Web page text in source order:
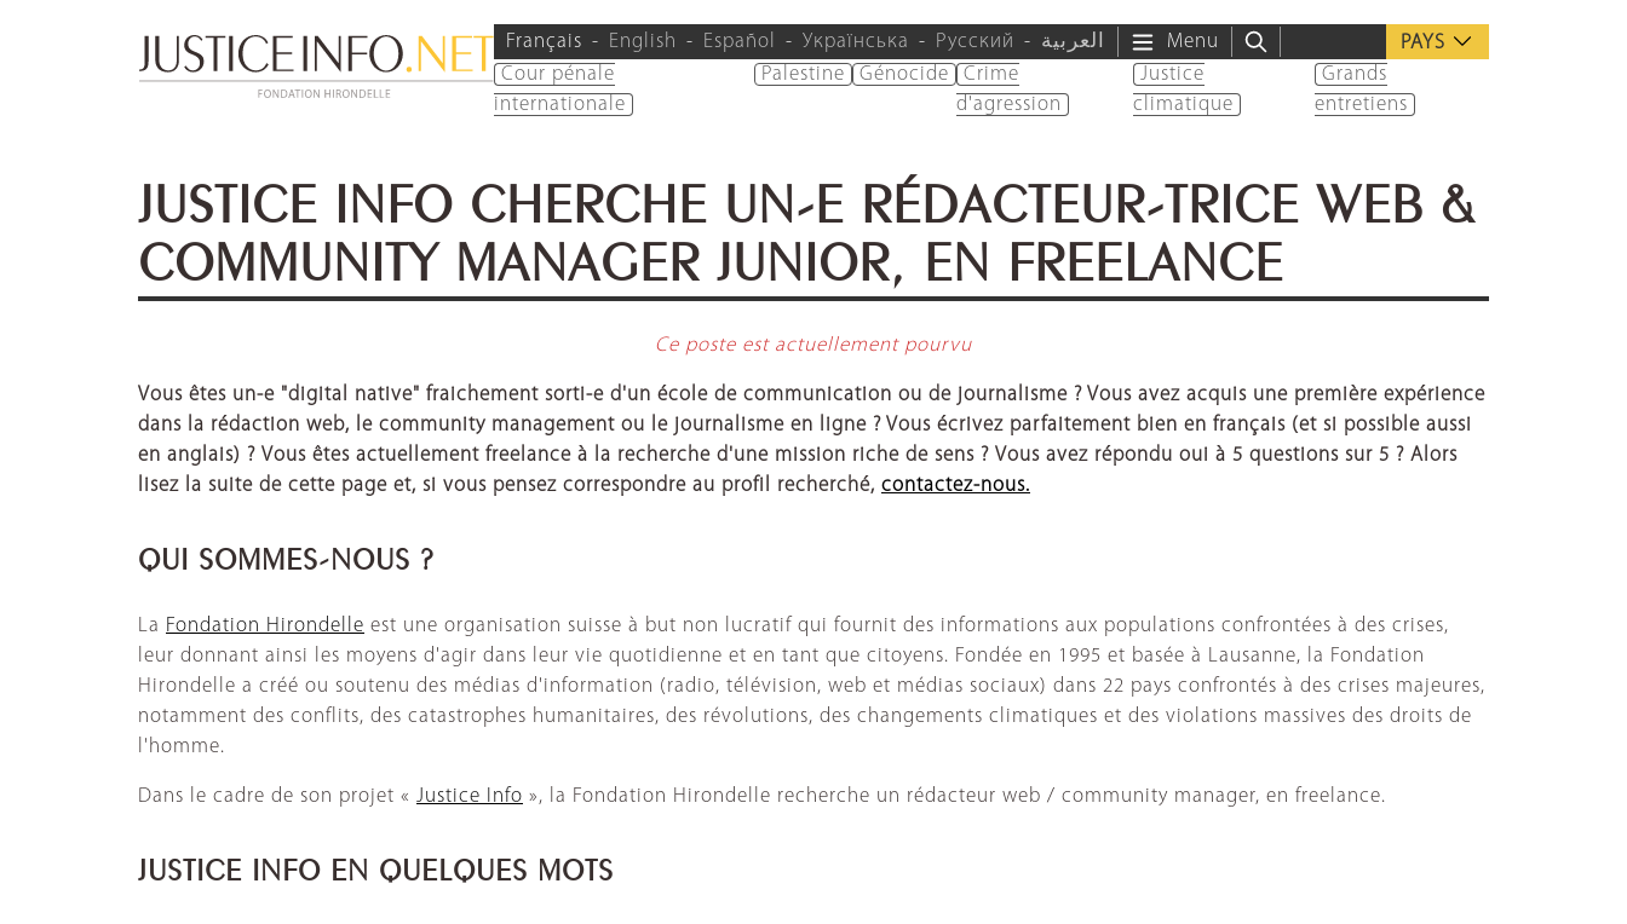
Français English Español Українська Русский العربية Menu
PAYS
Cour pénale
internationale
Palestine Génocide
Crime
d'agression
Justice
climatique
Grands
entretiens
JUSTICE INFO CHERCHE UN-E RÉDACTEUR-TRICE WEB &
COMMUNITY MANAGER JUNIOR, EN FREELANCE
Ce poste est actuellement pourvu
Vous êtes un-e "digital native" fraichement sorti-e d'un école de communication ou de journalisme ? Vous avez acquis une première expérience
dans la rédaction web, le community management ou le journalisme en ligne ? Vous écrivez parfaitement bien en français (et si possible aussi
en anglais) ? Vous êtes actuellement freelance à la recherche d'une mission riche de sens ? Vous avez répondu oui à 5 questions sur 5 ? Alors
lisez la suite de cette page et, si vous pensez correspondre au profil recherché, contactez-nous.
QUI SOMMES-NOUS ?
La Fondation Hirondelle est une organisation suisse à but non lucratif qui fournit des informations aux populations confrontées à des crises,
leur donnant ainsi les moyens d'agir dans leur vie quotidienne et en tant que citoyens. Fondée en 1995 et basée à Lausanne, la Fondation
Hirondelle a créé ou soutenu des médias d'information (radio, télévision, web et médias sociaux) dans 22 pays confrontés à des crises majeures,
notamment des conflits, des catastrophes humanitaires, des révolutions, des changements climatiques et des violations massives des droits de
l'homme.
Dans le cadre de son projet « Justice Info », la Fondation Hirondelle recherche un rédacteur web / community manager, en freelance.
JUSTICE INFO EN QUELQUES MOTS